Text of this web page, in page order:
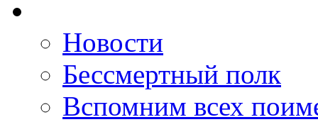
Новости
Бессмертный полк
Вспомним всех